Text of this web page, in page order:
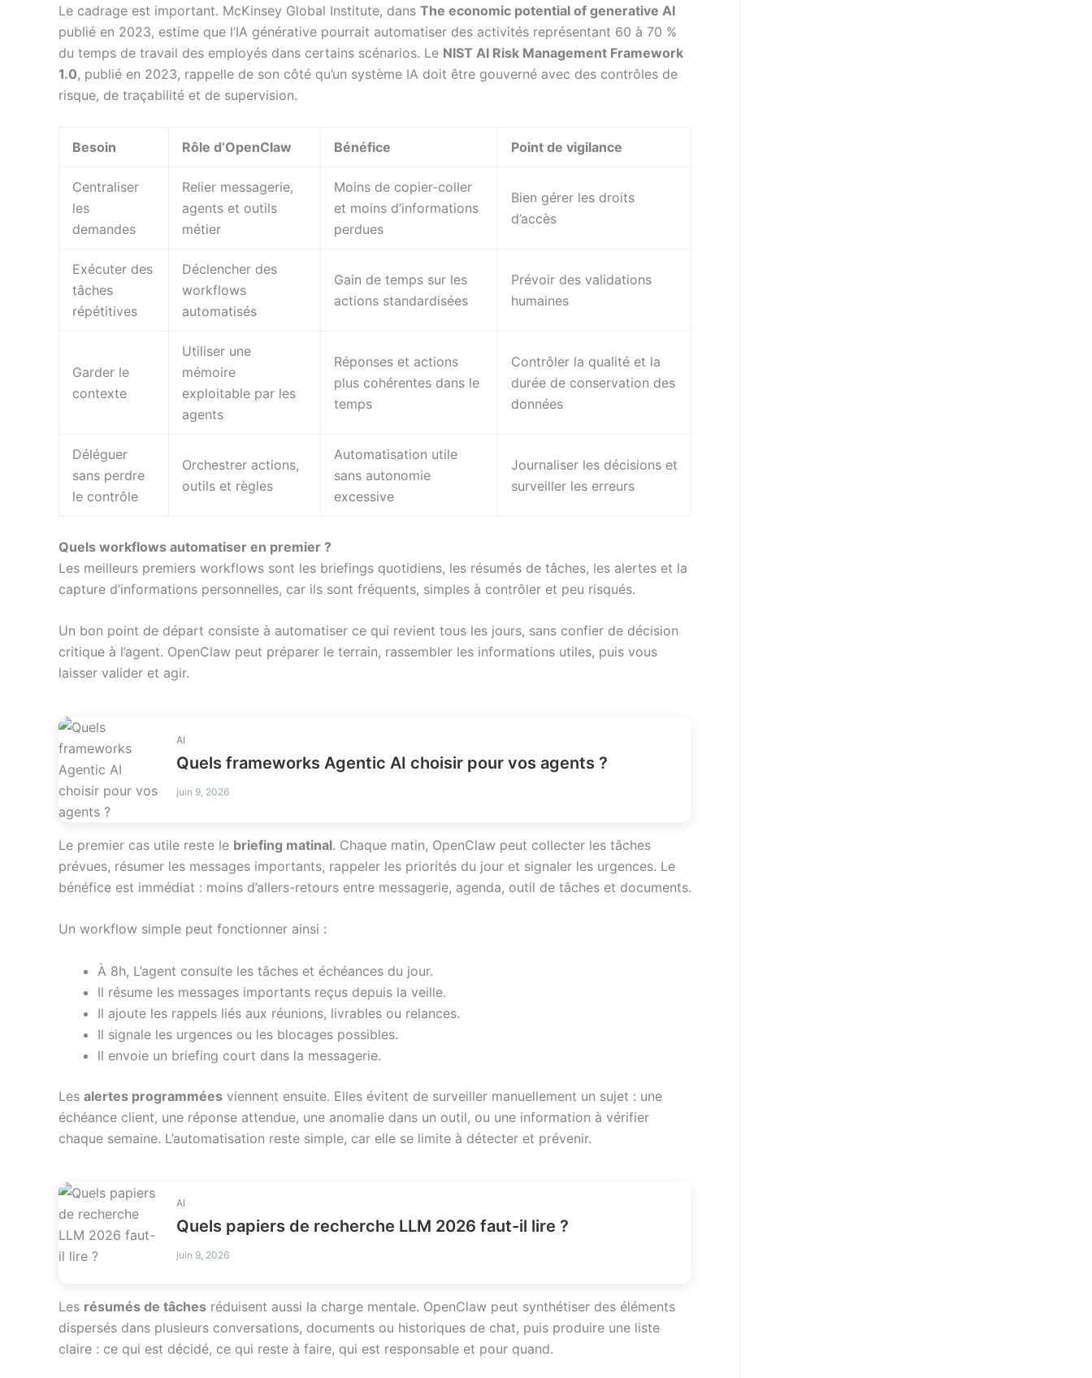
Le cadrage est important. McKinsey Global Institute, dans The economic potential of generative AI
publié en 2023, estime que l’IA générative pourrait automatiser des activités représentant 60 à 70 %
du temps de travail des employés dans certains scénarios. Le NIST AI Risk Management Framework
1.0, publié en 2023, rappelle de son côté qu’un système IA doit être gouverné avec des contrôles de
risque, de traçabilité et de supervision.
Besoin Rôle d’OpenClaw Bénéfice Point de vigilance
Centraliser
les
demandes
Relier messagerie,
agents et outils
métier
Moins de copier-coller
et moins d’informations
perdues
Bien gérer les droits
d’accès
Exécuter des
tâches
répétitives
Déclencher des
workflows
automatisés
Gain de temps sur les
actions standardisées
Prévoir des validations
humaines
Garder le
contexte
Utiliser une
mémoire
exploitable par les
agents
Réponses et actions
plus cohérentes dans le
temps
Contrôler la qualité et la
durée de conservation des
données
Déléguer
sans perdre
le contrôle
Orchestrer actions,
outils et règles
Automatisation utile
sans autonomie
excessive
Journaliser les décisions et
surveiller les erreurs
Quels workflows automatiser en premier ?
Les meilleurs premiers workflows sont les briefings quotidiens, les résumés de tâches, les alertes et la
capture d’informations personnelles, car ils sont fréquents, simples à contrôler et peu risqués.
Un bon point de départ consiste à automatiser ce qui revient tous les jours, sans confier de décision
critique à l’agent. OpenClaw peut préparer le terrain, rassembler les informations utiles, puis vous
laisser valider et agir.
AI
Quels frameworks Agentic AI choisir pour vos agents ?
juin 9, 2026
Le premier cas utile reste le briefing matinal. Chaque matin, OpenClaw peut collecter les tâches
prévues, résumer les messages importants, rappeler les priorités du jour et signaler les urgences. Le
bénéfice est immédiat : moins d’allers-retours entre messagerie, agenda, outil de tâches et documents.
Un workflow simple peut fonctionner ainsi :
À 8h, L’agent consulte les tâches et échéances du jour.
Il résume les messages importants reçus depuis la veille.
Il ajoute les rappels liés aux réunions, livrables ou relances.
Il signale les urgences ou les blocages possibles.
Il envoie un briefing court dans la messagerie.
Les alertes programmées viennent ensuite. Elles évitent de surveiller manuellement un sujet : une
échéance client, une réponse attendue, une anomalie dans un outil, ou une information à vérifier
chaque semaine. L’automatisation reste simple, car elle se limite à détecter et prévenir.
AI
Quels papiers de recherche LLM 2026 faut-il lire ?
juin 9, 2026
Les résumés de tâches réduisent aussi la charge mentale. OpenClaw peut synthétiser des éléments
dispersés dans plusieurs conversations, documents ou historiques de chat, puis produire une liste
claire : ce qui est décidé, ce qui reste à faire, qui est responsable et pour quand.